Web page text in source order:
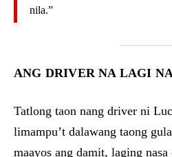
nila.”
ANG DRIVER NA LAGI
Tatlong taon nang driver ni
limampu’t dalawang taong
maayos ang damit, laging nasa